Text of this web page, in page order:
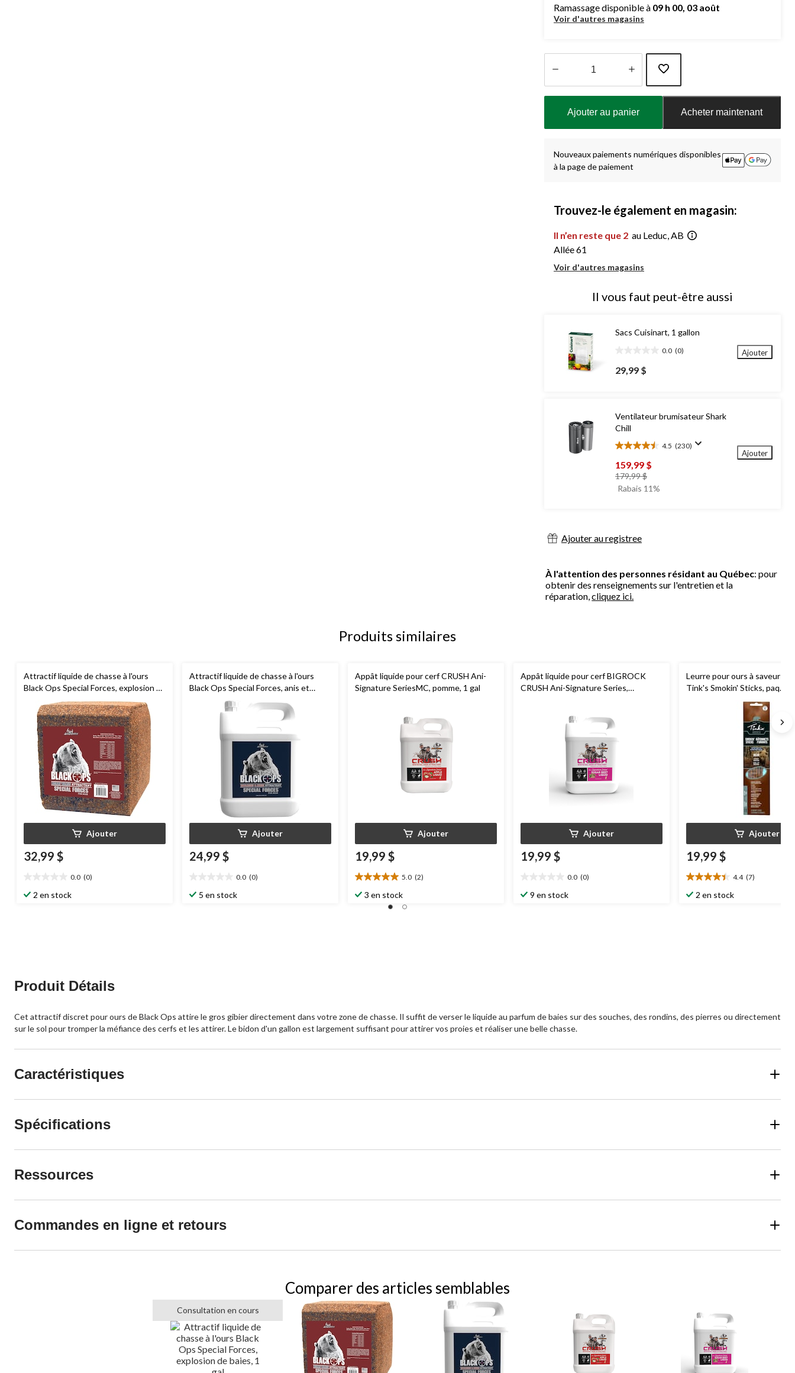
Ramassage disponible à 09 h 00, 03 août
Voir d'autres magasins
Ajouter au panier Acheter maintenant
Nouveaux paiements numériques disponibles
à la page de paiement
Trouvez-le également en magasin:
Il n’en reste que 2 au Leduc, AB
Allée 61
Voir d'autres magasins
Il vous faut peut-être aussi
Sacs Cuisinart, 1 gallon
0.0 (0)
étoile(s)
sur
29,99 $
Ajouter
Ventilateur brumisateur Shark
Chill
4.5 (230)
4.5
étoile(s)
sur
5.
159,99 $
179,99 $prix
était
Rabais 11%
Ajouter
Ajouter au registree
À l'attention des personnes résidant au Québec: pour
obtenir des renseignements sur l'entretien et la
réparation,cliquez ici.
Produits similaires
Attractif liquide de chasse à l'ours
Black Ops Special Forces, explosion de
baies, 20 lb
Ajouter
32,99 $
0.0 (0)
étoile(s)
2 en stock
Attractif liquide de chasse à l'ours
Black Ops Special Forces, anis et
mélasse, 1 gal
Ajouter
24,99 $
0.0 (0)
étoile(s)
5 en stock
Appât liquide pour cerf CRUSH Ani-
Signature SeriesMC, pomme, 1 gal
Ajouter
19,99 $
5.0 (2)
5.0
étoile(s)
3 en stock
Appât liquide pour cerf BIGROCK
CRUSH Ani-Signature Series,
Ajouter
19,99 $
0.0 (0)
étoile(s)
9 en stock
Leurre pour ours à saveur de
Tink's Smokin' Sticks, paq. 6
Ajouter
19,99 $
4.4 (7)
4.4
étoile(s)
2 en stock
Produit Détails
Cet attractif discret pour ours de Black Ops attire le gros gibier directement dans votre zone de chasse. Il suffit de verser le liquide au parfum de baies sur des souches, des rondins, des pierres ou directement
sur le sol pour tromper la méfiance des cerfs et les attirer. Le bidon d'un gallon est largement suffisant pour attirer vos proies et réaliser une belle chasse.
Caractéristiques
Spécifications
Ressources
Commandes en ligne et retours
Comparer des articles semblables
Consultation en cours